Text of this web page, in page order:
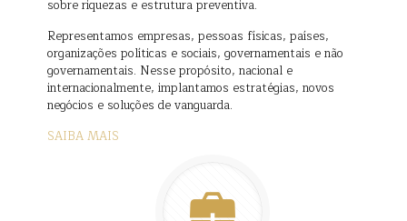
sobre riquezas e estrutura preventiva.
Representamos empresas, pessoas físicas, países,
organizações políticas e sociais, governamentais e não
governamentais. Nesse propósito, nacional e
internacionalmente, implantamos estratégias, novos
negócios e soluções de vanguarda.
SAIBA MAIS